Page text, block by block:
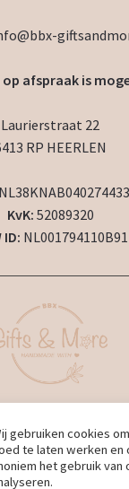
afspraak is
Laurierstraat 22
RP HEERLEN
KvK: 52089320
ID: NL001794110B91
ontwikkeling door
gebruiken cookies
te laten werken en
het gebruik